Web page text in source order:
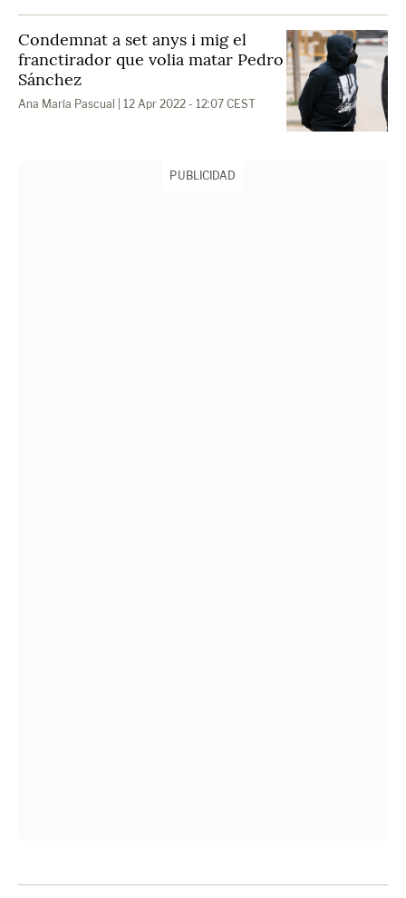
Condemnat a set anys i mig el
franctirador que volia matar Pedro
Sánchez
Ana María Pascual | 12 Apr 2022 - 12:07 CEST
PUBLICIDAD